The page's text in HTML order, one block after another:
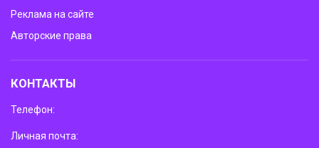
Реклама на сайте
Авторские права
КОНТАКТЫ
Телефон:
Личная почта: